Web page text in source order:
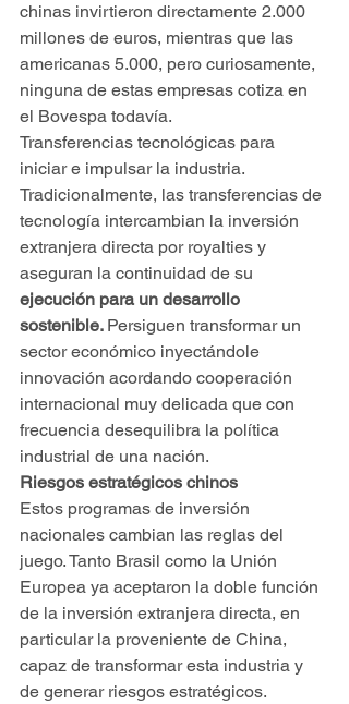
chinas invirtieron directamente 2.000
millones de euros, mientras que las
americanas 5.000, pero curiosamente,
ninguna de estas empresas cotiza en
el Bovespa todavía.
Transferencias tecnológicas para
iniciar e impulsar la industria.
Tradicionalmente, las transferencias de
tecnología intercambian la inversión
extranjera directa por royalties y
aseguran la continuidad de su
ejecución para un desarrollo
sostenible. Persiguen transformar un
sector económico inyectándole
innovación acordando cooperación
internacional muy delicada que con
frecuencia desequilibra la política
industrial de una nación.
Riesgos estratégicos chinos
Estos programas de inversión
nacionales cambian las reglas del
juego. Tanto Brasil como la Unión
Europea ya aceptaron la doble función
de la inversión extranjera directa, en
particular la proveniente de China,
capaz de transformar esta industria y
de generar riesgos estratégicos.